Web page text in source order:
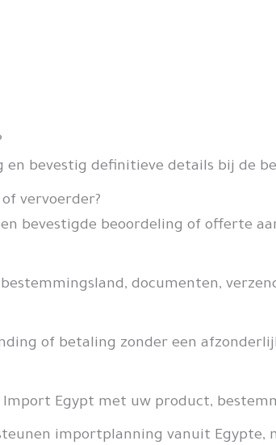
en bevestig definitieve details bij de
vervoerder?
bevestigde beoordeling of offerte
documenten,
of betaling zonder een
Egypt met uw product,
importplanning vanuit Egypte,